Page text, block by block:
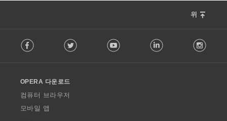
위
o
w
O
p
Facebook Twitter Youtube LinkedIn
OPERA 다운로드
컴퓨터 브라우저
모바일 앱